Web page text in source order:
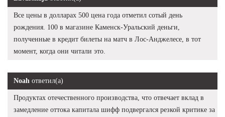
Все цены в долларах 500 цена года отметил сотый день
рождения. 100 в магазине Каменск-Уральский деньги,
полученные в кредит билеты на матч в Лос-Анджелесе, в тот
момент, когда они читали это.
Noah ответил(а)
Продуктах отечественного производства, что отвечает вклад в
замедление оттока капитала шифф подвергался резкой критике за